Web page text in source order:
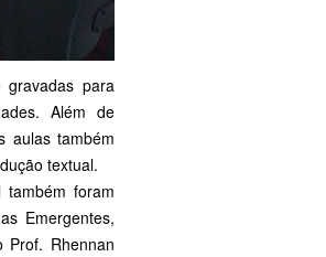
para
Além de
aulas também
textual.
foram
Emergentes,
Prof. Rhennan